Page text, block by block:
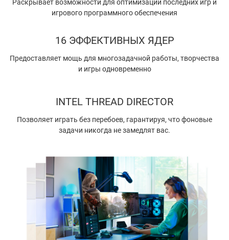
Раскрывает возможности для оптимизации последних игр и
игрового программного обеспечения
16 ЭФФЕКТИВНЫХ ЯДЕР
Предоставляет мощь для многозадачной работы, творчества
и игры одновременно
INTEL THREAD DIRECTOR
Позволяет играть без перебоев, гарантируя, что фоновые
задачи никогда не замедлят вас.